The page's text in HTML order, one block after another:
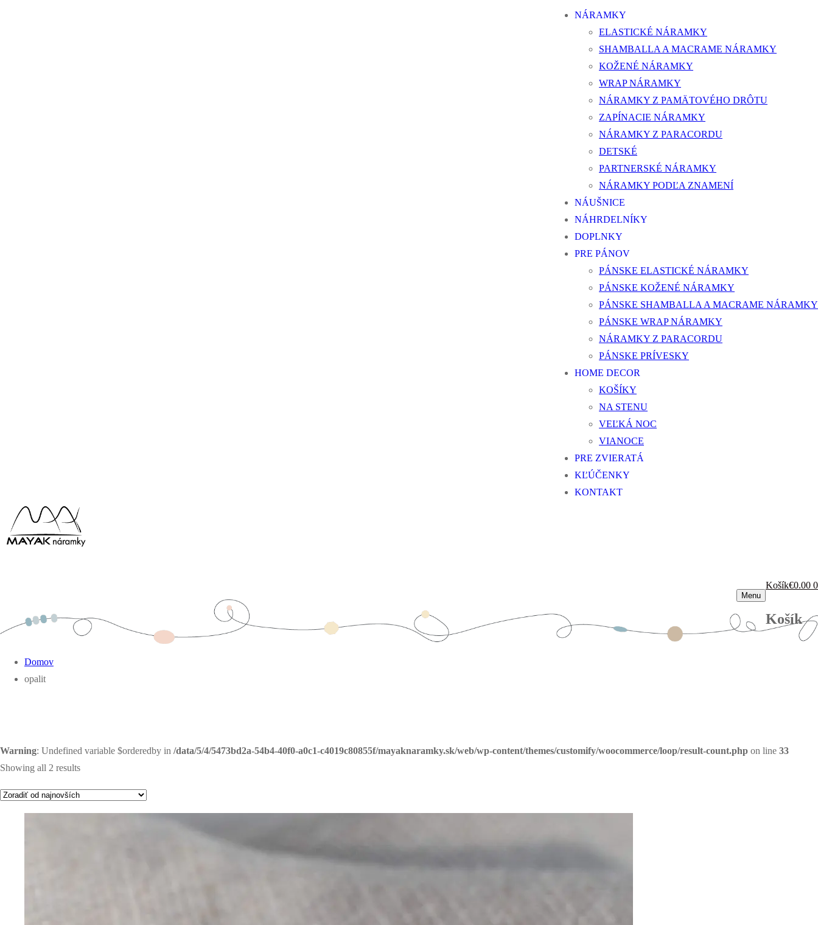
NÁRAMKY
ELASTICKÉ NÁRAMKY
SHAMBALLA A MACRAME NÁRAMKY
KOŽENÉ NÁRAMKY
WRAP NÁRAMKY
NÁRAMKY Z PAMÄTOVÉHO DRÔTU
ZAPÍNACIE NÁRAMKY
NÁRAMKY Z PARACORDU
DETSKÉ
PARTNERSKÉ NÁRAMKY
NÁRAMKY PODĽA ZNAMENÍ
NÁUŠNICE
NÁHRDELNÍKY
DOPLNKY
PRE PÁNOV
PÁNSKE ELASTICKÉ NÁRAMKY
PÁNSKE KOŽENÉ NÁRAMKY
PÁNSKE SHAMBALLA A MACRAME NÁRAMKY
PÁNSKE WRAP NÁRAMKY
NÁRAMKY Z PARACORDU
PÁNSKE PRÍVESKY
HOME DECOR
KOŠÍKY
NA STENU
VEĽKÁ NOC
VIANOCE
PRE ZVIERATÁ
KĽÚČENKY
KONTAKT
Menu
Košík€0.00 0
Košík
Domov
opalit
Warning: Undefined variable $orderedby in /data/5/4/5473bd2a-54b4-40f0-a0c1-c4019c80855f/mayaknaramky.sk/web/wp-content/themes/customify/woocommerce/loop/result-count.php on line 33
Showing all 2 results